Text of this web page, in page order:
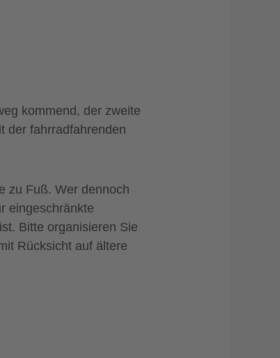
kommend, der zweite
der fahrradfahrenden
zu Fuß. Wer dennoch
eingeschränkte
Bitte organisieren Sie
Rücksicht auf ältere